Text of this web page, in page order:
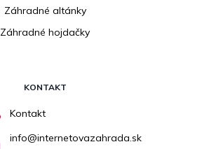
Záhradné altánky
Záhradné hojdačky
KONTAKT
Kontakt
info@internetovazahrada.sk